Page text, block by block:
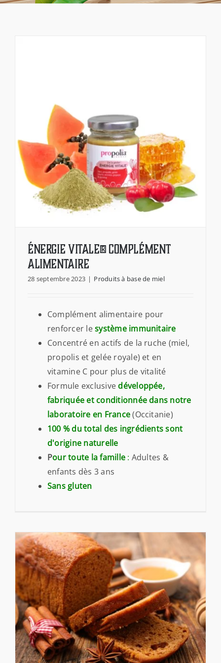
PARRAINAGE
NEWSLETTER
Énergie Vitale® Complément
alimentaire
Énergie Vitale® Complément
alimentaire
28 septembre 2023 | Produits à base de miel
Complément alimentaire pour
renforcer lesystème immunitaire
Concentré en actifs de la ruche (miel,
propolis et gelée royale) et en
vitamine C pour plus de vitalité
Formule exclusive développée,
fabriquée et conditionnée dans notre
laboratoire en France(Occitanie)
100 % du total des ingrédients sont
d'origine naturelle
Pour toute la famille : Adultes &
enfants dès 3 ans
Sans gluten